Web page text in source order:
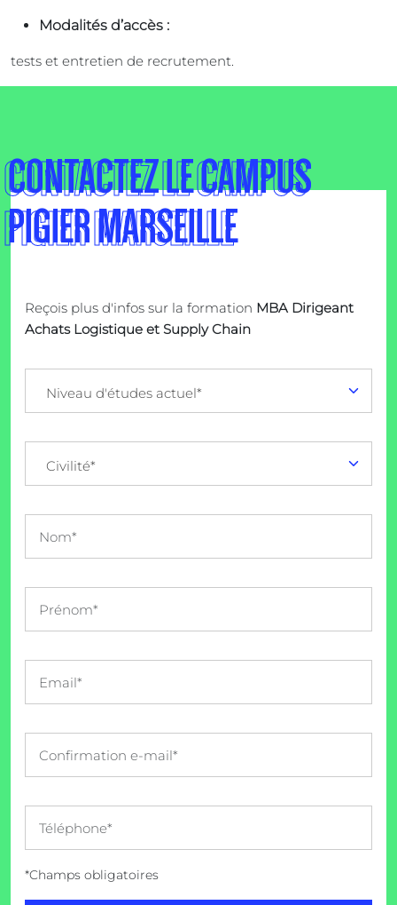
Modalités d’accès :
tests et entretien de recrutement.
CONTACTEZ LE CAMPUS
PIGIER MARSEILLE
Reçois plus d'infos sur la formation MBA Dirigeant
Achats Logistique et Supply Chain
Niveau d'études actuel*
Civilité*
*Champs obligatoires